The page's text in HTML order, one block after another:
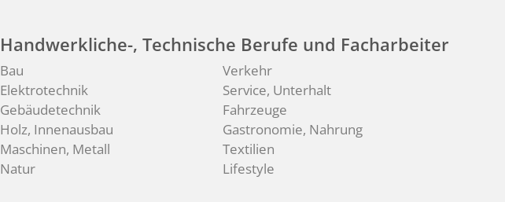
Handwerkliche-, Technische Berufe und Facharbeiter
Bau
Elektrotechnik
Gebäudetechnik
Holz, Innenausbau
Maschinen, Metall
Natur
Verkehr
Service, Unterhalt
Fahrzeuge
Gastronomie, Nahrung
Textilien
Lifestyle